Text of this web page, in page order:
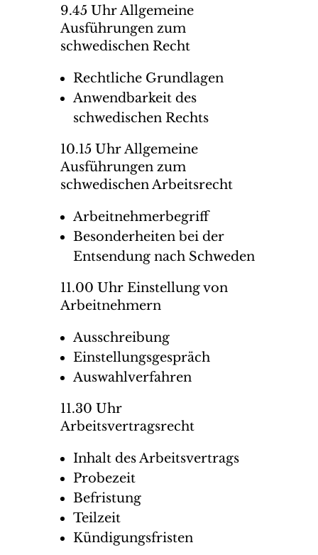
9.45 Uhr Allgemeine
Ausführungen zum
schwedischen Recht
Rechtliche Grundlagen
Anwendbarkeit des
schwedischen Rechts
10.15 Uhr Allgemeine
Ausführungen zum
schwedischen Arbeitsrecht
Arbeitnehmerbegriff
Besonderheiten bei der
Entsendung nach Schweden
11.00 Uhr Einstellung von
Arbeitnehmern
Ausschreibung
Einstellungsgespräch
Auswahlverfahren
11.30 Uhr
Arbeitsvertragsrecht
Inhalt des Arbeitsvertrags
Probezeit
Befristung
Teilzeit
Kündigungsfristen